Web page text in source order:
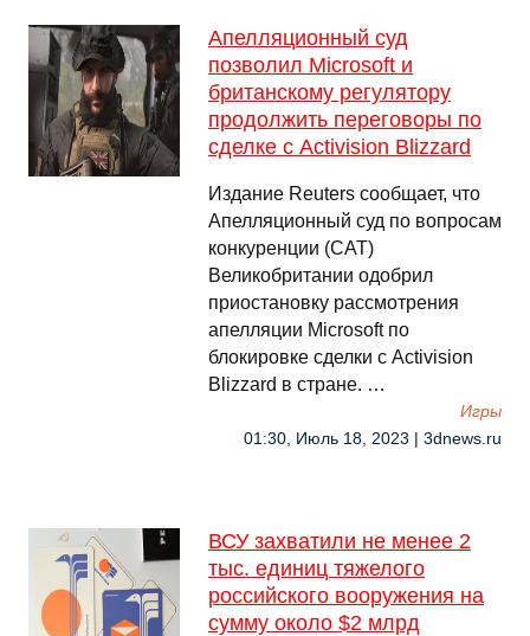
Апелляционный суд
позволил Microsoft и
британскому регулятору
продолжить переговоры по
сделке с Activision Blizzard
Издание Reuters сообщает, что
Апелляционный суд по вопросам
конкуренции (CAT)
Великобритании одобрил
приостановку рассмотрения
апелляции Microsoft по
блокировке сделки с Activision
Blizzard в стране. …
Игры
01:30, Июль 18, 2023 | 3dnews.ru
ВСУ захватили не менее 2
тыс. единиц тяжелого
российского вооружения на
сумму около $2 млрд